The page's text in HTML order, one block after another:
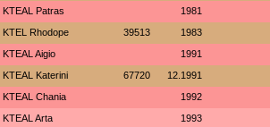
KTEAL Patras 1981
KTEL Rhodope 39513 1983
KTEAL Aigio 1991
KTEAL Katerini 67720 12.1991
KTEAL Chania 1992
KTEAL Arta 1993